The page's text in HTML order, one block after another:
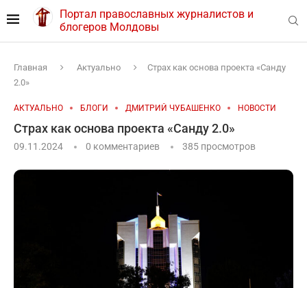
Портал православных журналистов и
блогеров Молдовы
Главная Актуально
Страх как основа проекта «Санду
2.0»
АКТУАЛЬНО БЛОГИ ДМИТРИЙ ЧУБАШЕНКО НОВОСТИ
Страх как основа проекта «Санду 2.0»
09.11.2024 0 комментариев 385 просмотров